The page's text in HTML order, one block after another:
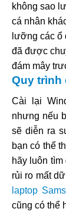
không sao
cá nhân
lưỡng các ổ
đã được
đám mây
Quy trình
Cài lại
nhưng nếu
sẽ diễn ra
bạn có thể
hãy luôn
rủi ro mất
laptop
cũng có thể